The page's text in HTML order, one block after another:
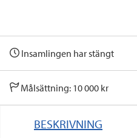
Insamlingen har stängt
Målsättning: 10 000 kr
BESKRIVNING